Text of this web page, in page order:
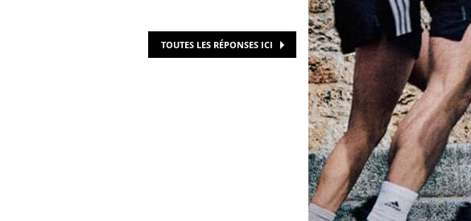
TOUTES LES RÉPONSES ICI